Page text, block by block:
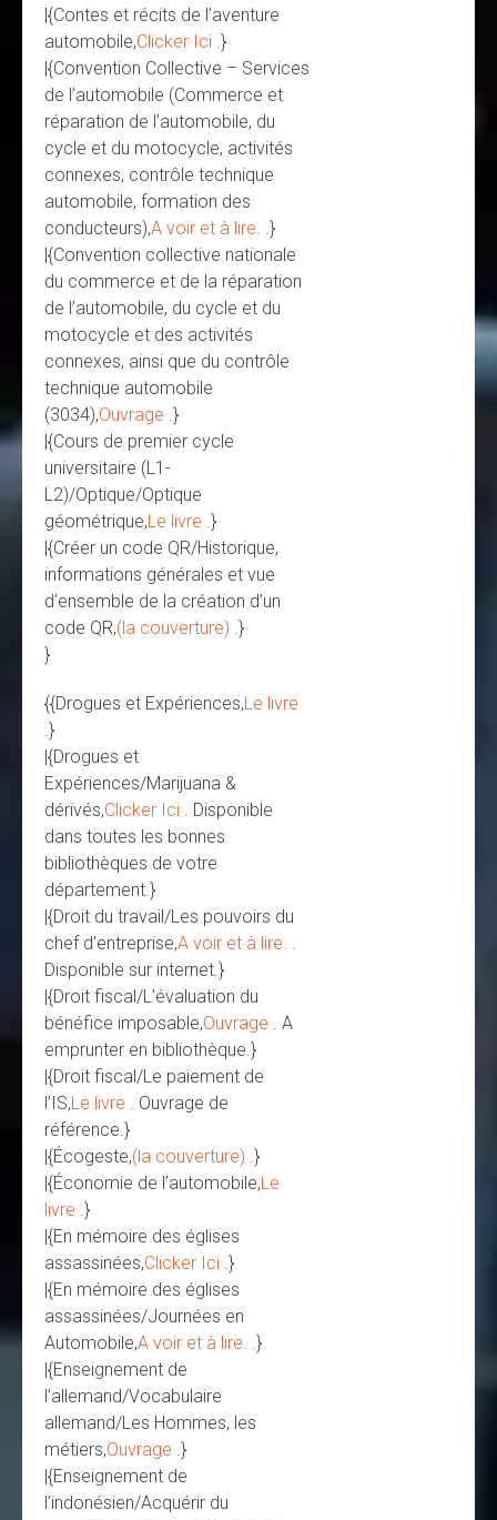
|{Contes et récits de l’aventure
automobile,Clicker Ici .}
|{Convention Collective – Services
de l’automobile (Commerce et
réparation de l’automobile, du
cycle et du motocycle, activités
connexes, contrôle technique
automobile, formation des
conducteurs),A voir et à lire. .}
|{Convention collective nationale
du commerce et de la réparation
de l’automobile, du cycle et du
motocycle et des activités
connexes, ainsi que du contrôle
technique automobile
(3034),Ouvrage .}
|{Cours de premier cycle
universitaire (L1-
L2)/Optique/Optique
géométrique,Le livre .}
|{Créer un code QR/Historique,
informations générales et vue
d’ensemble de la création d’un
code QR,(la couverture) .}
}
{{Drogues et Expériences,Le livre
.}
|{Drogues et
Expériences/Marijuana &
dérivés,Clicker Ici . Disponible
dans toutes les bonnes
bibliothèques de votre
département.}
|{Droit du travail/Les pouvoirs du
chef d’entreprise,A voir et à lire. .
Disponible sur internet.}
|{Droit fiscal/L’évaluation du
bénéfice imposable,Ouvrage . A
emprunter en bibliothèque.}
|{Droit fiscal/Le paiement de
l’IS,Le livre . Ouvrage de
référence.}
|{Écogeste,(la couverture) .}
|{Économie de l’automobile,Le
livre .}
|{En mémoire des églises
assassinées,Clicker Ici .}
|{En mémoire des églises
assassinées/Journées en
Automobile,A voir et à lire. .}
|{Enseignement de
l’allemand/Vocabulaire
allemand/Les Hommes, les
métiers,Ouvrage .}
|{Enseignement de
l’indonésien/Acquérir du